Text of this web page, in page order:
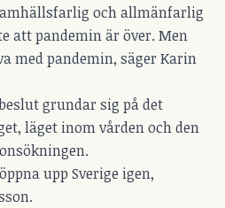
och allmänfarlig
att pandemin är över. Men
med pandemin, säger Karin
grundar sig på det
läget inom vården och den
upp Sverige igen,